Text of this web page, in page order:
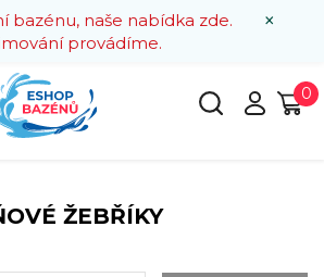
×
bazénu, naše nabídka zde.
provádíme.
0
ŽEBŘÍKY